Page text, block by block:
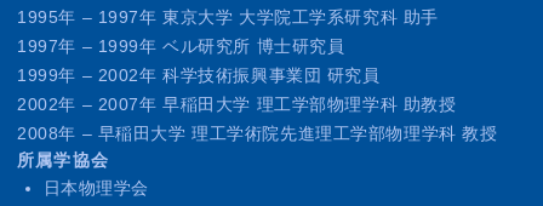
1995年 – 1997年 東京大学 大学院工学系研究科 助手
1997年 – 1999年 ベル研究所 博士研究員
1999年 – 2002年 科学技術振興事業団 研究員
2002年 – 2007年 早稲田大学 理工学部物理学科 助教授
2008年 – 早稲田大学 理工学術院先進理工学部物理学科 教授
所属学協会
日本物理学会